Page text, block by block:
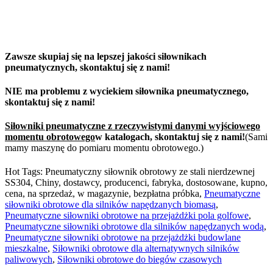
Zawsze skupiaj się na lepszej jakości siłownikach
pneumatycznych, skontaktuj się z nami!
NIE ma problemu z wyciekiem siłownika pneumatycznego,
skontaktuj się z nami!
Siłowniki pneumatyczne z rzeczywistymi danymi wyjściowego
momentu obrotowegow katalogach, skontaktuj się z nami!(Sami
mamy maszynę do pomiaru momentu obrotowego.)
Hot Tags: Pneumatyczny siłownik obrotowy ze stali nierdzewnej
SS304, Chiny, dostawcy, producenci, fabryka, dostosowane, kupno,
cena, na sprzedaż, w magazynie, bezpłatna próbka, Pneumatyczne
siłowniki obrotowe dla silników napędzanych biomasą,
Pneumatyczne siłowniki obrotowe na przejażdżki pola golfowe,
Pneumatyczne siłowniki obrotowe dla silników napędzanych wodą,
Pneumatyczne siłowniki obrotowe na przejażdżki budowlane
mieszkalne, Siłowniki obrotowe dla alternatywnych silników
paliwowych, Siłowniki obrotowe do biegów czasowych